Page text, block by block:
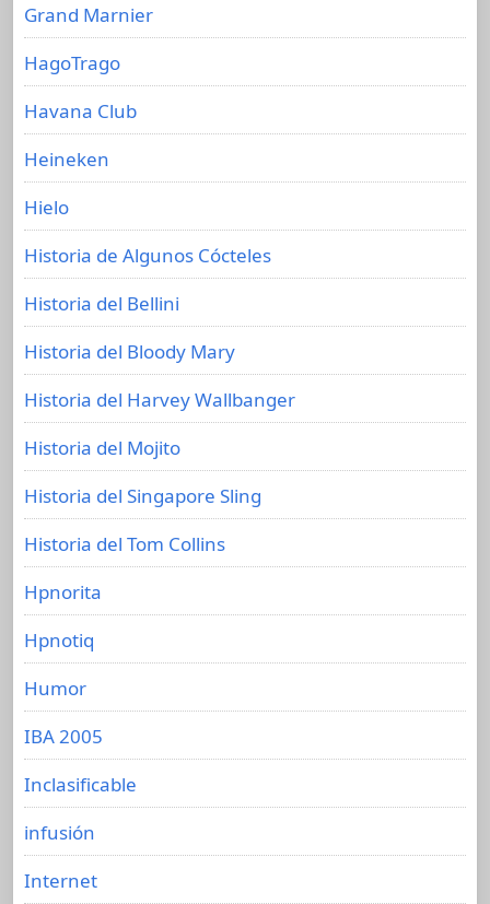
Grand Marnier
HagoTrago
Havana Club
Heineken
Hielo
Historia de Algunos Cócteles
Historia del Bellini
Historia del Bloody Mary
Historia del Harvey Wallbanger
Historia del Mojito
Historia del Singapore Sling
Historia del Tom Collins
Hpnorita
Hpnotiq
Humor
IBA 2005
Inclasificable
infusión
Internet